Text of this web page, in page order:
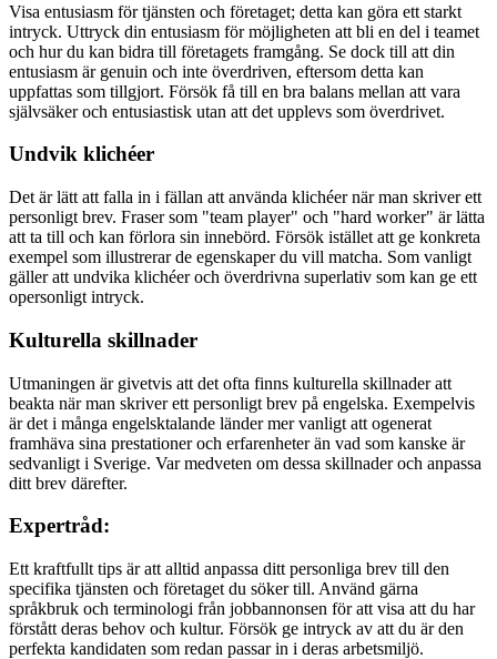
Visa entusiasm för tjänsten och företaget; detta kan göra ett starkt
intryck. Uttryck din entusiasm för möjligheten att bli en del i teamet
och hur du kan bidra till företagets framgång. Se dock till att din
entusiasm är genuin och inte överdriven, eftersom detta kan
uppfattas som tillgjort. Försök få till en bra balans mellan att vara
självsäker och entusiastisk utan att det upplevs som överdrivet.
Undvik klichéer
Det är lätt att falla in i fällan att använda klichéer när man skriver ett
personligt brev. Fraser som "team player" och "hard worker" är lätta
att ta till och kan förlora sin innebörd. Försök istället att ge konkreta
exempel som illustrerar de egenskaper du vill matcha. Som vanligt
gäller att undvika klichéer och överdrivna superlativ som kan ge ett
opersonligt intryck.
Kulturella skillnader
Utmaningen är givetvis att det ofta finns kulturella skillnader att
beakta när man skriver ett personligt brev på engelska. Exempelvis
är det i många engelsktalande länder mer vanligt att ogenerat
framhäva sina prestationer och erfarenheter än vad som kanske är
sedvanligt i Sverige. Var medveten om dessa skillnader och anpassa
ditt brev därefter.
Expertråd:
Ett kraftfullt tips är att alltid anpassa ditt personliga brev till den
specifika tjänsten och företaget du söker till. Använd gärna
språkbruk och terminologi från jobbannonsen för att visa att du har
förstått deras behov och kultur. Försök ge intryck av att du är den
perfekta kandidaten som redan passar in i deras arbetsmiljö.